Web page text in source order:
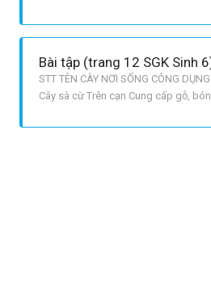
động vật. Nhiều loài thực vật có
Bài tập (trang 12 SGK Sinh
STT TÊN CÂY NƠI SỐNG CÔNG
Cây sà cừ Trên cạn Cung cấp gỗ,
Trên cạn, dưới nước Rau ăn 4 Cây